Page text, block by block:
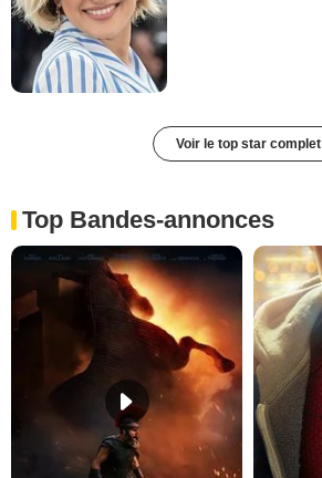
Voir le top star complet
Top Bandes-annonces